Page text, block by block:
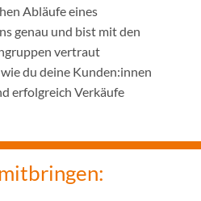
Abläufe eines
genau und bist mit den
vertraut
du deine Kunden:innen
erfolgreich Verkäufe